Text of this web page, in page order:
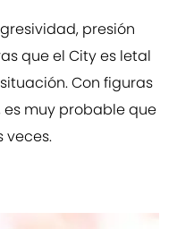
presión
que el City es letal
Con figuras
muy probable que
veces.